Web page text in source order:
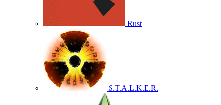
Rust
S.T.A.L.K.E.R.